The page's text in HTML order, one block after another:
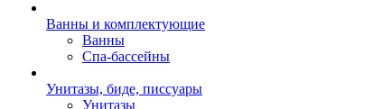
Ванны и комплектующие
Ванны
Спа-бассейны
Унитазы, биде, писсуары
Унитазы